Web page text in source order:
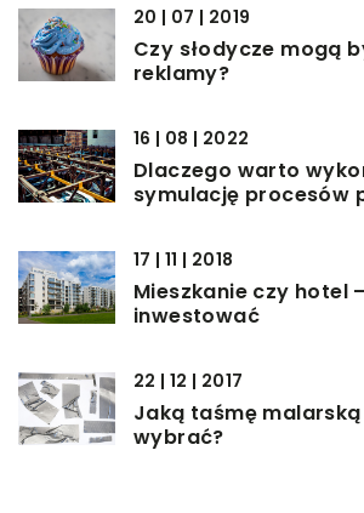
20 | 07 | 2019
Czy słodycze mogą
reklamy?
16 | 08 | 2022
Dlaczego warto
symulację procesów
17 | 11 | 2018
Mieszkanie czy hotel
inwestować
22 | 12 | 2017
Jaką taśmę
wybrać?